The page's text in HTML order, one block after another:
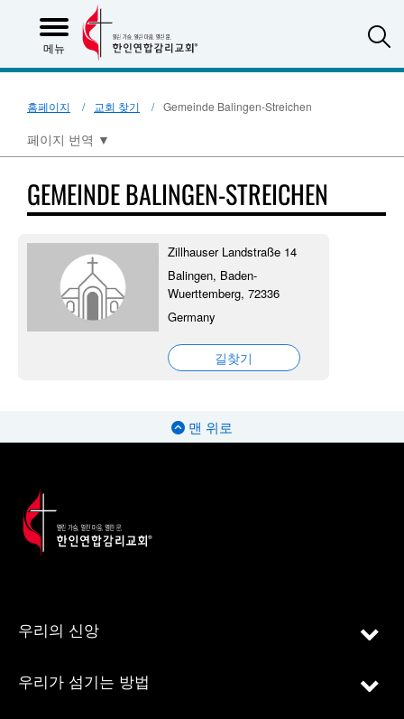
메뉴
홈페이지 교회 찾기 Gemeinde Balingen-Streichen
페이지 번역 ▼
GEMEINDE BALINGEN-STREICHEN
Zillhauser Landstraße 14
Balingen, Baden-
Wuerttemberg, 72336
Germany
길찾기
맨 위로
우리의 신앙
우리가 섬기는 방법